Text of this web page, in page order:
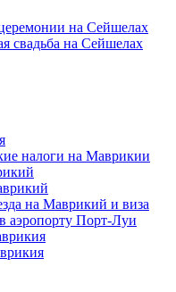
на Сейшелах
свадьба на Сейшелах
налоги на Маврикии
на Маврикий и виза
аэропорту Порт-Луи